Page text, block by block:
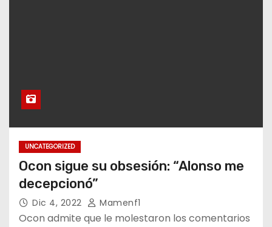
UNCATEGORIZED
Ocon sigue su obsesión: “Alonso me
decepcionó”
Dic 4, 2022 Mamenf1
Ocon admite que le molestaron los comentarios